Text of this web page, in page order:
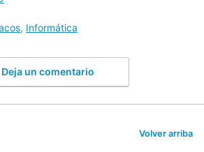
, Informática
Deja un comentario
Volver arriba